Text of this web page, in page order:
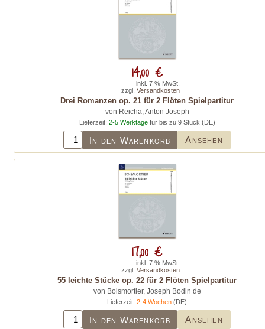
Drei Romanzen op. 21 für 2 Flöten Spielpartitur
von Reicha, Anton Joseph
Lieferzeit: 2-5 Werktagefür bis zu 9 Stück (DE)
In den Warenkorb Ansehen
14,00 €
inkl. 7 % MwSt.
zzgl. Versandkosten
55 leichte Stücke op. 22 für 2 Flöten Spielpartitur
von Boismortier, Joseph Bodin de
Lieferzeit: 2-4 Wochen (DE)
In den Warenkorb Ansehen
17,00 €
inkl. 7 % MwSt.
zzgl. Versandkosten